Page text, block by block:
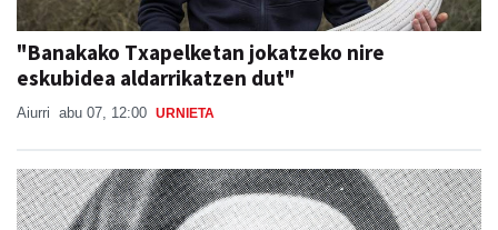
"Banakako Txapelketan jokatzeko nire
eskubidea aldarrikatzen dut"
Aiurri abu 07, 12:00 URNIETA